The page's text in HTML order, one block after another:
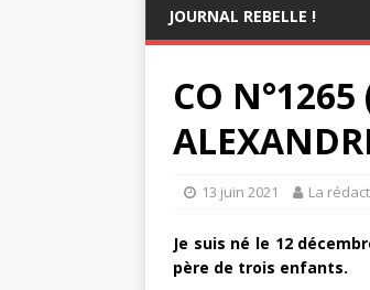
JOURNAL REBELLE !
CO
13 juin 2021 La
Je suis né le 12
père de trois enfants.